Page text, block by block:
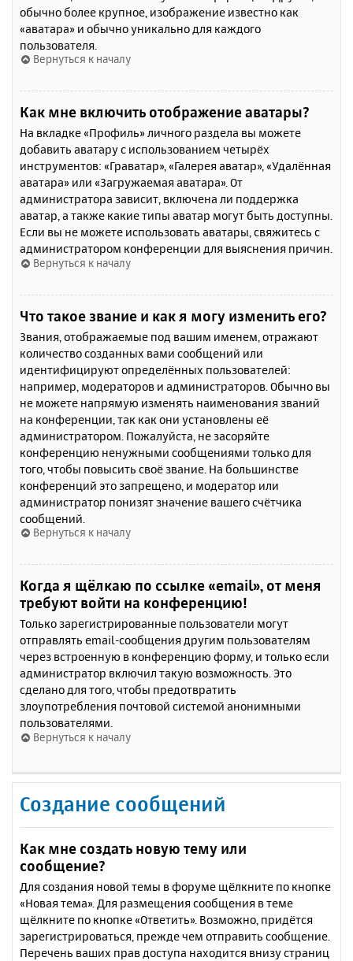
обычно более крупное, изображение известно как
«аватара» и обычно уникально для каждого
пользователя.
Вернуться к началу
Как мне включить отображение аватары?
На вкладке «Профиль» личного раздела вы можете
добавить аватару с использованием четырёх
инструментов: «Граватар», «Галерея аватар», «Удалённая
аватара» или «Загружаемая аватара». От
администратора зависит, включена ли поддержка
аватар, а также какие типы аватар могут быть доступны.
Если вы не можете использовать аватары, свяжитесь с
администратором конференции для выяснения причин.
Вернуться к началу
Что такое звание и как я могу изменить его?
Звания, отображаемые под вашим именем, отражают
количество созданных вами сообщений или
идентифицируют определённых пользователей:
например, модераторов и администраторов. Обычно вы
не можете напрямую изменять наименования званий
на конференции, так как они установлены её
администратором. Пожалуйста, не засоряйте
конференцию ненужными сообщениями только для
того, чтобы повысить своё звание. На большинстве
конференций это запрещено, и модератор или
администратор понизят значение вашего счётчика
сообщений.
Вернуться к началу
Когда я щёлкаю по ссылке «email», от меня
требуют войти на конференцию!
Только зарегистрированные пользователи могут
отправлять email-сообщения другим пользователям
через встроенную в конференцию форму, и только если
администратор включил такую возможность. Это
сделано для того, чтобы предотвратить
злоупотребления почтовой системой анонимными
пользователями.
Вернуться к началу
Создание сообщений
Как мне создать новую тему или
сообщение?
Для создания новой темы в форуме щёлкните по кнопке
«Новая тема». Для размещения сообщения в теме
щёлкните по кнопке «Ответить». Возможно, придётся
зарегистрироваться, прежде чем отправить сообщение.
Перечень ваших прав доступа находится внизу страниц